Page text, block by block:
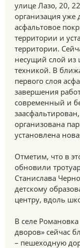
улице Лазо, 20,
организация уже
асфальтовое
территории и
территории.
несущий слой из
техникой. В
первого слоя
завершения
современный и
организована
установлена
Отметим, что в
обновили
Станислава
детскому
центру, вдоль
В селе
дворов» сейчас
– пешеходную